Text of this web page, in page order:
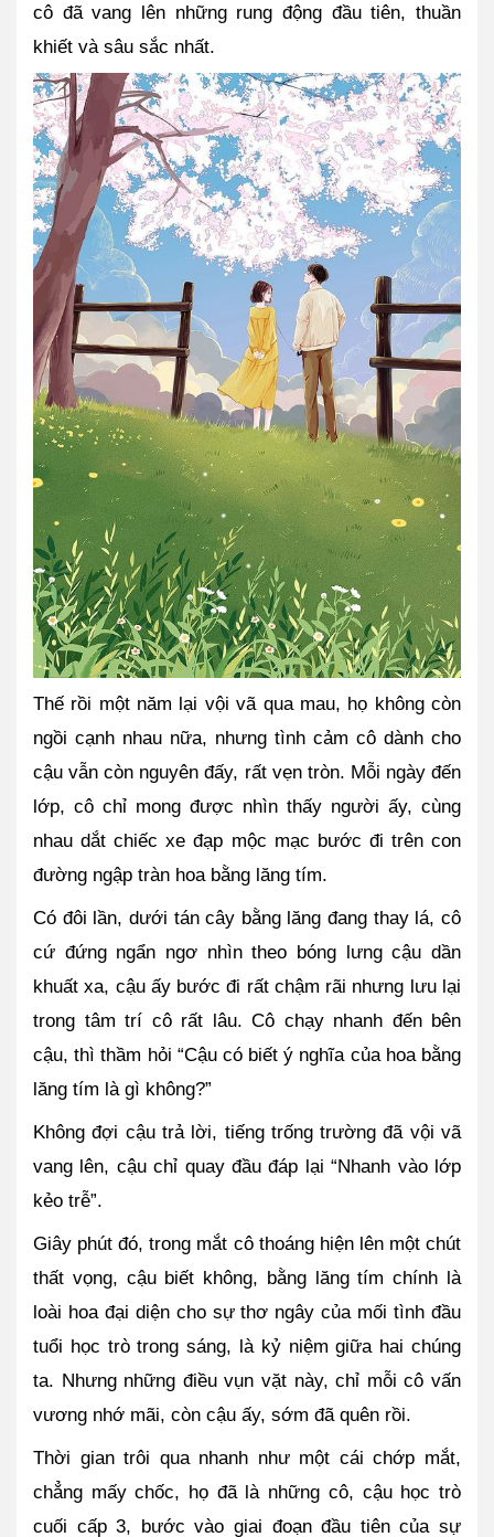
cô đã vang lên những rung động đầu tiên, thuần
khiết và sâu sắc nhất.
Thế rồi một năm lại vội vã qua mau, họ không còn
ngồi cạnh nhau nữa, nhưng tình cảm cô dành cho
cậu vẫn còn nguyên đấy, rất vẹn tròn. Mỗi ngày đến
lớp, cô chỉ mong được nhìn thấy người ấy, cùng
nhau dắt chiếc xe đạp mộc mạc bước đi trên con
đường ngập tràn hoa bằng lăng tím.
Có đôi lần, dưới tán cây bằng lăng đang thay lá, cô
cứ đứng ngẩn ngơ nhìn theo bóng lưng cậu dần
khuất xa, cậu ấy bước đi rất chậm rãi nhưng lưu lại
trong tâm trí cô rất lâu. Cô chạy nhanh đến bên
cậu, thì thầm hỏi “Cậu có biết ý nghĩa của hoa bằng
lăng tím là gì không?”
Không đợi cậu trả lời, tiếng trống trường đã vội vã
vang lên, cậu chỉ quay đầu đáp lại “Nhanh vào lớp
kẻo trễ”.
Giây phút đó, trong mắt cô thoáng hiện lên một chút
thất vọng, cậu biết không, bằng lăng tím chính là
loài hoa đại diện cho sự thơ ngây của mối tình đầu
tuổi học trò trong sáng, là kỷ niệm giữa hai chúng
ta. Nhưng những điều vụn vặt này, chỉ mỗi cô vấn
vương nhớ mãi, còn cậu ấy, sớm đã quên rồi.
Thời gian trôi qua nhanh như một cái chớp mắt,
chẳng mấy chốc, họ đã là những cô, cậu học trò
cuối cấp 3, bước vào giai đoạn đầu tiên của sự